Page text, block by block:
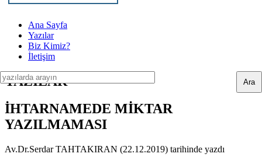
Ana Sayfa
Yazılar
Biz Kimiz?
İletişim
YAZILAR
İHTARNAMEDE MİKTAR
YAZILMAMASI
Av.Dr.Serdar TAHTAKIRAN (22.12.2019) tarihinde yazdı